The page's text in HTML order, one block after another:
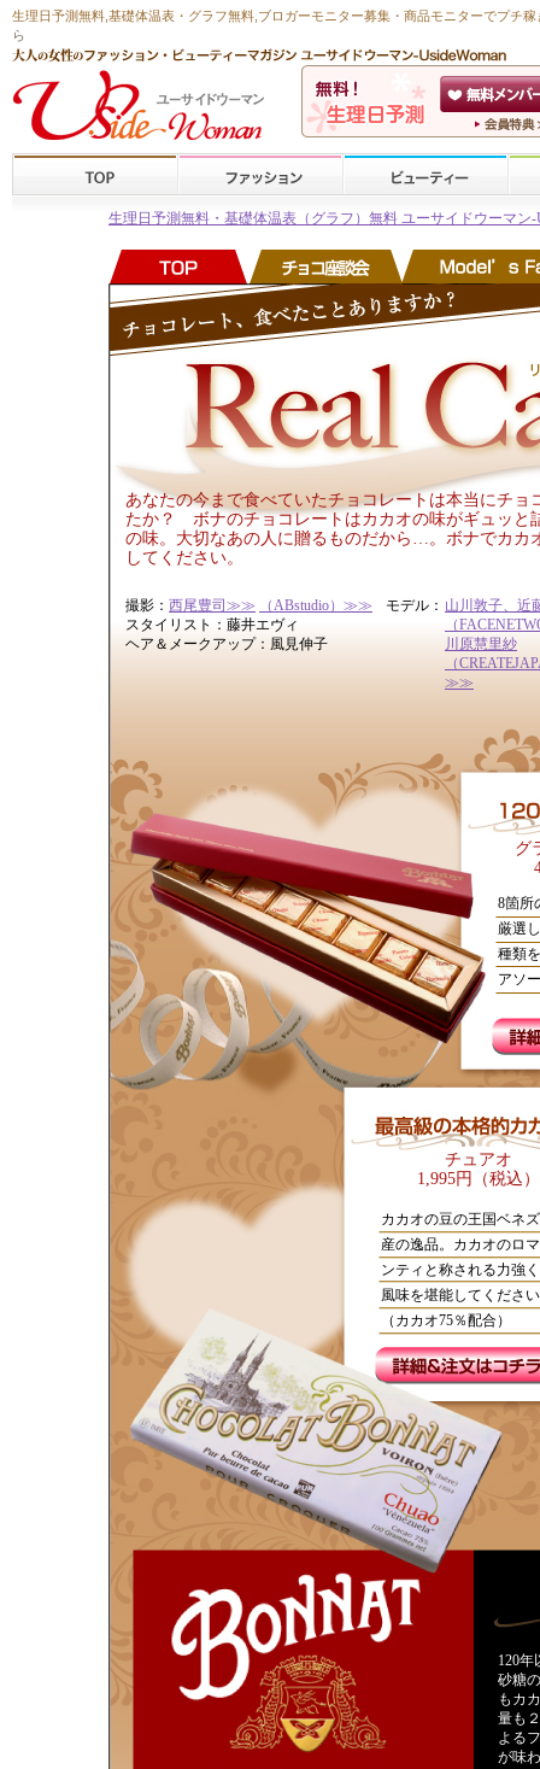
生理日予測無料 基礎体温表・グラフ無料 ,ブロガーモニター募集・商品モニターでプチ稼
ら
生理日予測無料・基礎体温表（グラフ）無料 ユーサイドウーマン-
あなたの今まで食べていたチョコレートは本当にチョ
たか？ ボナのチョコレートはカカオの味がギュッと
の味。大切なあの人に贈るものだから…。ボナでカカ
してください。
撮影： 西尾豊司≫≫
（ABstudio）≫≫
スタイリスト：藤井エヴィ
ヘア＆メークアップ：風見伸子
モデル： 山川敦子、近
（
川原慧里紗
（
≫≫
グ
8箇所
厳選
種類
アソ
チュアオ
1,995円（税込）
カカオの豆の王国ベネ
産の逸品。カカオのロ
ンティと称される力強
風味を堪能してくださ
（カカオ75％配合）
120
砂糖
もカ
量も
よる
が味